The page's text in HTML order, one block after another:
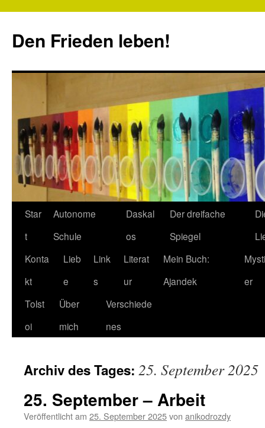
springen
Den Frieden leben!
Star
t
Autonome
Schule
Daskal
os
Der dreifache
Spiegel
Konta
kt
Lieb
e
Link
s
Literat
ur
Mein Buch:
Ajandek
er
Tolst
oi
Über
mich
Verschiede
nes
Archiv des Tages: 25. September 2025
25. September – Arbeit
Veröffentlicht am 25. September 2025von anikodrozdy